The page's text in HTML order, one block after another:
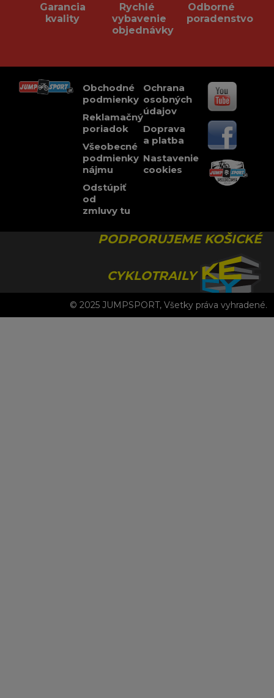
Garancia
kvality
Rychlé
vybavenie
objednávky
Odborné
poradenstvo
Obchodné
podmienky
Reklamačný
poriadok
Všeobecné
podmienky
nájmu
Odstúpiť
od
zmluvy tu
Ochrana
osobných
údajov
Doprava
a platba
Nastavenie
cookies
PODPORUJEME KOŠICKÉ
CYKLOTRAILY
© 2025 JUMPSPORT, Všetky práva vyhradené.